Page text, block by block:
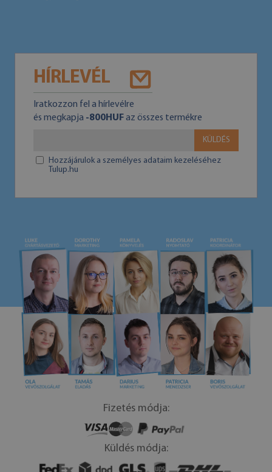
HÍRLEVÉL
Iratkozzon fel a hírlevélre
és megkapja -800HUFaz összes termékre
KÜLDÉS
Hozzájárulok a személyes adataim kezeléséhez
Tulup.hu
Fizetés módja:
Küldés módja: